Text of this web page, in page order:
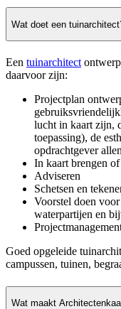
Wat doet een
Een tuinarchitect
daarvoor zijn:
Projectplan
lucht in kaart zijn,
toepassing), de
opdrachtgever
In kaart brengen
Adviseren
Schetsen en
Voorstel doen
waterpartijen en
Goed opgeleide
campussen, tuinen,
Wat maakt